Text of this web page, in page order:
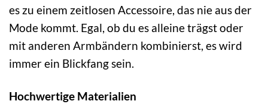
es zu einem zeitlosen Accessoire, das nie aus der
Mode kommt. Egal, ob du es alleine trägst oder
mit anderen Armbändern kombinierst, es wird
immer ein Blickfang sein.
Hochwertige Materialien